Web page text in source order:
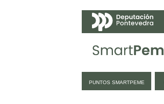
PUNTOS SMARTPEME